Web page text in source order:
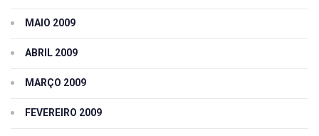
MAIO 2009
ABRIL 2009
MARÇO 2009
FEVEREIRO 2009